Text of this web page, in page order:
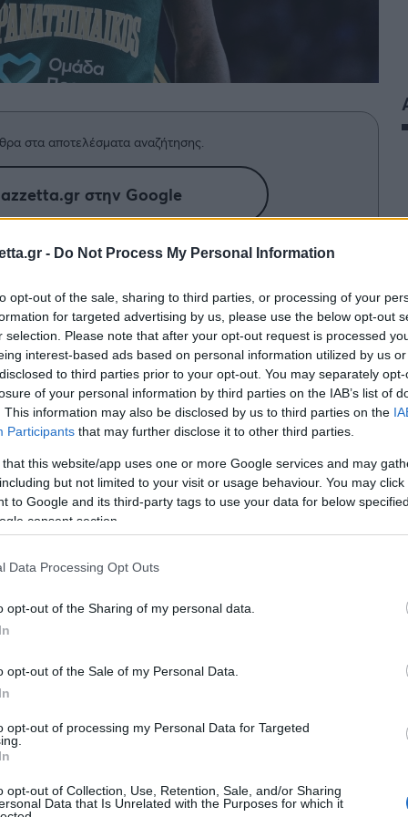
- Do Not Process My Personal Information
opt-out of the sale, sharing to third parties, or processing of your
for targeted advertising by us, please use the below opt-out
selection. Please note that after your opt-out request is processed
interest-based ads based on personal information utilized by us
to third parties prior to your opt-out. You may separately
of your personal information by third parties on the IAB’s list of
This information may also be disclosed by us to third parties on the
Participants that may further disclose it to other third parties.
that this website/app uses one or more Google services and may
but not limited to your visit or usage behaviour. You may
to Google and its third-party tags to use your data for below
consent section.
Data Processing Opt Outs
opt-out of the Sharing of my personal data.
opt-out of the Sale of my Personal Data.
opt-out of processing my Personal Data for Targeted
opt-out of Collection, Use, Retention, Sale, and/or Sharing
Data that Is Unrelated with the Purposes for which it
στα αποτελέσματα αναζήτησης.
στην Google
στους συμπαίκτες του για το 2/2
τρόπο για την ομάδα τουΕργκίν Άταμαν. O
κάνοντας το 2/2 σε Παρίσι και
τη Movistar Arena επικρατώντας της Ρεάλ με
νίκη του Παναθηναϊκού στο Παρίσι, όταν είχε
του παρκέ της Accor Arena θέλοντας να γίνουν
που ακολουθούσε. Μάλιστα, ο Αμερικανός